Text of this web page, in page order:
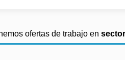
ofertas de trabajo en